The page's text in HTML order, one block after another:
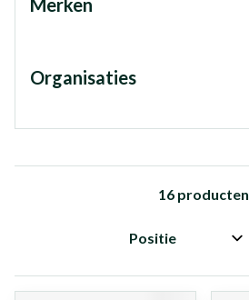
Merken
Organisaties
16 producten
Sorteer op: